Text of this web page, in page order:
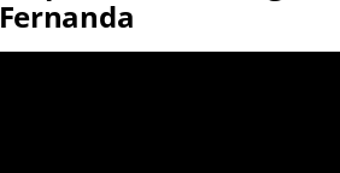
Fernanda